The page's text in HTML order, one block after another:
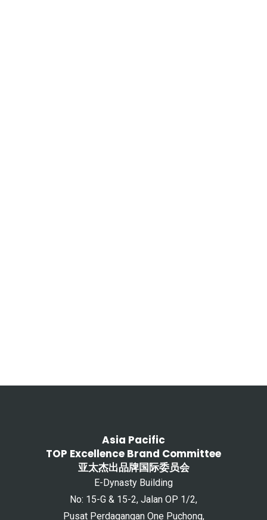
Asia Pacific
TOP Excellence Brand Committee
亚太杰出品牌国际委员会
E-Dynasty Building
No: 15-G & 15-2, Jalan OP 1/2,
Pusat Perdagangan One Puchong,